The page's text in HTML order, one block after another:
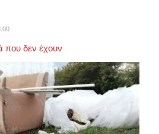
που δεν έχουν